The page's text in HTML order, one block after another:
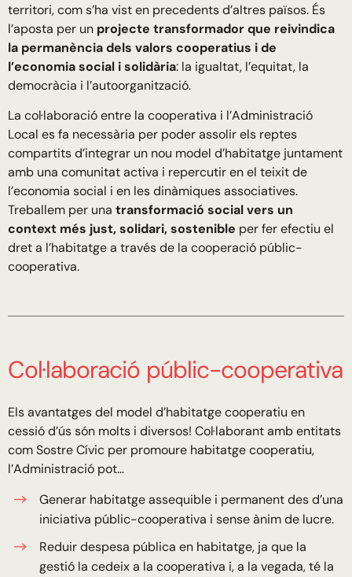
territori, com s’ha vist en precedents d’altres països. És
l’aposta per un projecte transformador que reivindica
la permanència dels valors cooperatius i de
l’economia social i solidària: la igualtat, l’equitat, la
democràcia i l’autoorganització.
La col·laboració entre la cooperativa i l’Administració
Local es fa necessària per poder assolir els reptes
compartits d’integrar un nou model d’habitatge juntament
amb una comunitat activa i repercutir en el teixit de
l’economia social i en les dinàmiques associatives.
Treballem per una transformació social vers un
context més just, solidari, sostenible per fer efectiu el
dret a l’habitatge a través de la cooperació públic-
cooperativa.
Col·laboració públic-cooperativa
Els avantatges del model d’habitatge cooperatiu en
cessió d’ús són molts i diversos! Col·laborant amb entitats
com Sostre Cívic per promoure habitatge cooperatiu,
l’Administració pot…
Generar habitatge assequible i permanent des d’una
iniciativa públic-cooperativa i sense ànim de lucre.
Reduir despesa pública en habitatge, ja que la
gestió la cedeix a la cooperativa i, a la vegada, té la